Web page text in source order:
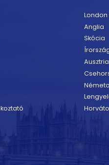
London
Anglia
Skócia
Ausztria